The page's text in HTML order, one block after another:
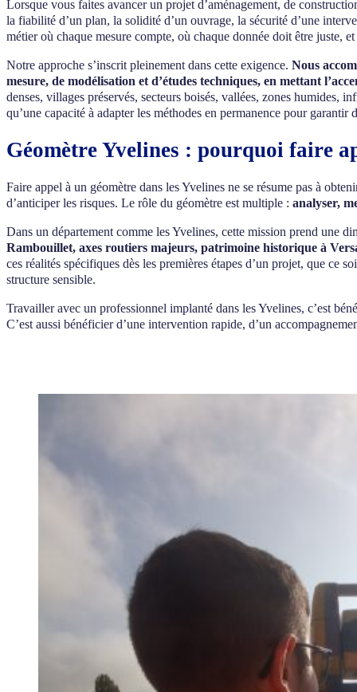
Lorsque vous faites avancer un projet d’aménagement, de
la fiabilité d’un plan, la solidité d’un ouvrage, la sécurité d’une
métier où chaque mesure compte, où chaque donnée doit être juste,
Notre approche s’inscrit pleinement dans cette exigence. Nous
mesure, de modélisation et d’études techniques, en mettant
denses, villages préservés, secteurs boisés, vallées, zones humides,
qu’une capacité à adapter les méthodes en permanence pour garantir
Géomètre Yvelines : pourquoi faire
Faire appel à un géomètre dans les Yvelines ne se résume pas à
d’anticiper les risques. Le rôle du géomètre est multiple : analyser,
Dans un département comme les Yvelines, cette mission prend une
Rambouillet, axes routiers majeurs, patrimoine historique à
ces réalités spécifiques dès les premières étapes d’un projet, que ce
structure sensible.
Travailler avec un professionnel implanté dans les Yvelines, c’est
C’est aussi bénéficier d’une intervention rapide, d’un